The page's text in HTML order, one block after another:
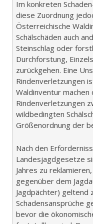
Im konkreten
diese Zuordnung
Österreichische
Schälschäden auch
Steinschlag oder
Durchforstung,
zurückgehen. Eine
Rindenverletzungen
Waldinventur
Rindenverletzungen
wildbedingten
Größenordnung der
Nach den
Landesjagdgesetze
Jahres zu
gegenüber dem
Jagdpächter) geltend
Schadensansprüche
bevor die